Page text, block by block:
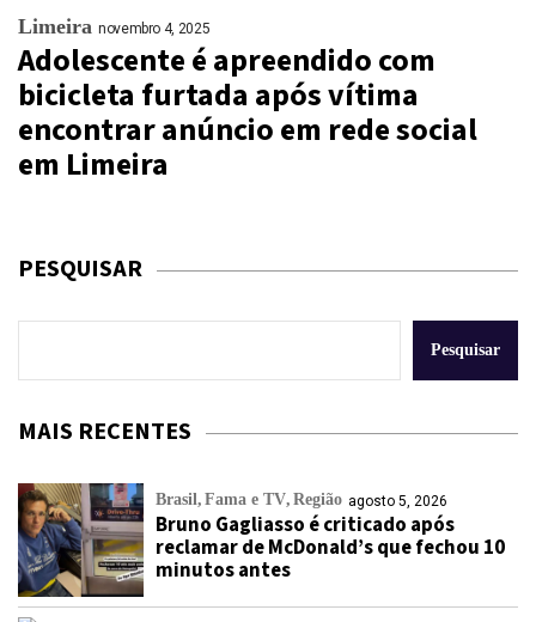
Limeira novembro 4, 2025
Adolescente é apreendido com
bicicleta furtada após vítima
encontrar anúncio em rede social
em Limeira
PESQUISAR
Pesquisar
MAIS RECENTES
Brasil Fama e TV Região agosto 5, 2026
Bruno Gagliasso é criticado após
reclamar de McDonald’s que fechou 10
minutos antes